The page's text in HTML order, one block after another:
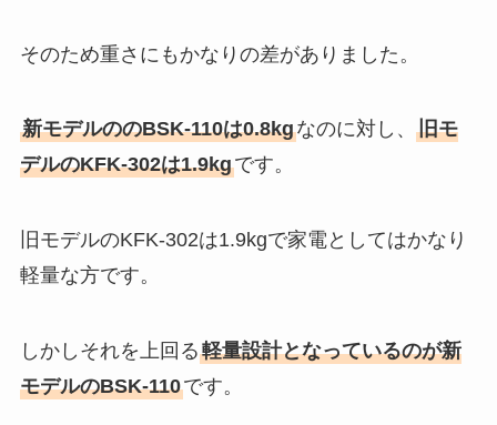
そのため重さにもかなりの差がありました。
新モデルののBSK-110は0.8kgなのに対し、 旧モ
デルのKFK-302は1.9kgです。
旧モデルのKFK-302は1.9kgで家電としてはかなり
軽量な方です。
しかしそれを上回る軽量設計となっているのが新
モデルのBSK-110です。